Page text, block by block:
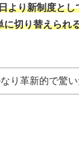
より新制度とし
に切り替えられ
り革新的で驚い